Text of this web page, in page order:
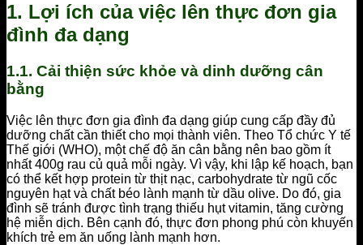
1. Lợi ích của việc lên thực đơn gia
đình đa dạng
1.1. Cải thiện sức khỏe và dinh dưỡng cân
bằng
Việc lên thực đơn gia đình đa dạng giúp cung cấp đầy đủ
dưỡng chất cần thiết cho mọi thành viên. Theo Tổ chức Y tế
Thế giới (WHO), một chế độ ăn cân bằng nên bao gồm ít
nhất 400g rau củ quả mỗi ngày. Vì vậy, khi lập kế hoạch, bạn
có thể kết hợp protein từ thịt nạc, carbohydrate từ ngũ cốc
nguyên hạt và chất béo lành mạnh từ dầu olive. Do đó, gia
đình sẽ tránh được tình trạng thiếu hụt vitamin, tăng cường
hệ miễn dịch. Bên cạnh đó, thực đơn phong phú còn khuyến
khích trẻ em ăn uống lành mạnh hơn.